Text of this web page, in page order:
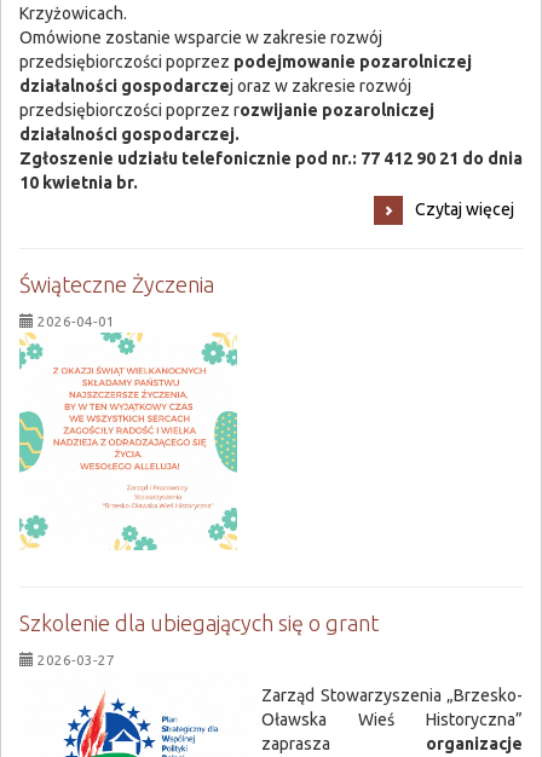
Krzyżowicach.
Omówione zostanie wsparcie w zakresie rozwój
przedsiębiorczości poprzez podejmowanie pozarolniczej
działalności gospodarczej oraz w zakresie rozwój
przedsiębiorczości poprzez rozwijanie pozarolniczej
działalności gospodarczej.
Zgłoszenie udziału telefonicznie pod nr.: 77 412 90 21 do dnia
10 kwietnia br.
Szkolenie
z
Czytaj więcej
Świąteczne Życzenia
2026-04-01
Szkolenie dla ubiegających się o grant
2026-03-27
Zarząd Stowarzyszenia „Brzesko-
Oławska Wieś Historyczna”
zaprasza organizacje